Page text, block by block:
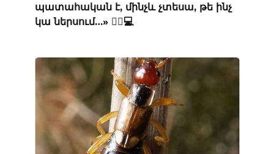
պատահական է, մինչև չտեսա, թե ինչ
կա ներսում…» 🕵️‍♂️💻